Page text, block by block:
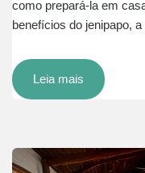
como prepará-la em
benefícios do jenipapo,
Leia mais